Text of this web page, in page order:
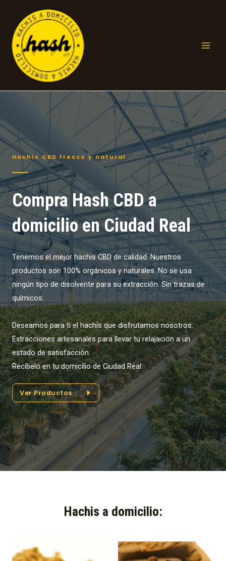
contenido
Hachís CBD fresco y natural
Compra Hash CBD a
domicilio en Ciudad Real
Tenemos el mejor hachis CBD de calidad. Nuestros
productos son 100% orgánicos y naturales. No se usa
ningún tipo de disolvente para su extracción. Sin trazas de
químicos.
Deseamos para ti el hachís que disfrutamos nosotros.
Extracciones artesanales para llevar tu relajación a un
estado de satisfacción.
Recíbelo en tu domicilio de Ciudad Real
Ver Productos
Hachis a domicilio:​